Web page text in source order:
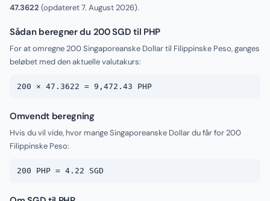
47.3622 (opdateret7. August 2026).
Sådan beregner du 200 SGD til PHP
For at omregne 200 Singaporeanske Dollar til Filippinske Peso, ganges
beløbet med den aktuelle valutakurs:
200 × 47.3622 = 9,472.43 PHP
Omvendt beregning
Hvis du vil vide, hvor mange Singaporeanske Dollar du får for 200
Filippinske Peso:
200 PHP = 4.22 SGD